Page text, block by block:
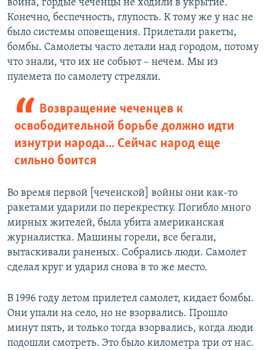
война, гордые чеченцы не ходили в укрытие.
Конечно, беспечность, глупость. К тому же у нас не
было системы оповещения. Прилетали ракеты,
бомбы. Самолеты часто летали над городом, потому
что знали, что их не собьют – нечем. Мы из
пулемета по самолету стреляли.
Возвращение чеченцев к
освободительной борьбе должно идти
изнутри народа... Сейчас народ еще
сильно боится
Во время первой [чеченской] войны они как-то
ракетами ударили по перекрестку. Погибло много
мирных жителей, была убита американская
журналистка. Машины горели, все бегали,
вытаскивали раненых. Собрались люди. Самолет
сделал круг и ударил снова в то же место.
В 1996 году летом прилетел самолет, кидает бомбы.
Они упали на село, но не взорвались. Прошло
минут пять, и только тогда взорвались, когда люди
подошли смотреть. Это было километра три от нас.